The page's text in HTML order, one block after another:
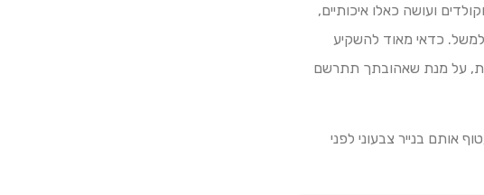
ועושה כאלו איכותיים,
למשל. כדאי מאוד להשקיע
על מנת שאהובתך תתרשם
אותם בנייר צבעוני לפני